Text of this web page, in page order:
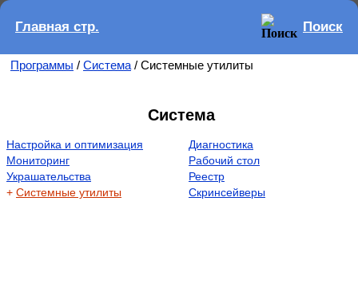
Главная стр. Поиск
Программы / Система / Системные утилиты
Система
Настройка и оптимизация
Диагностика
Мониторинг
Рабочий стол
Украшательства
Реестр
+ Системные утилиты Скринсейверы